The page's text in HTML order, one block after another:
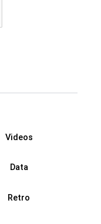
Videos
Data
Retro